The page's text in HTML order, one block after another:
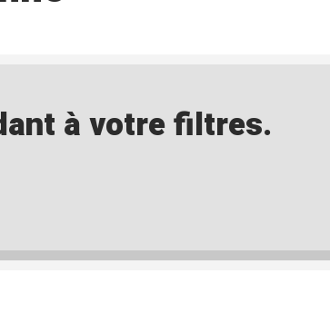
à votre filtres.